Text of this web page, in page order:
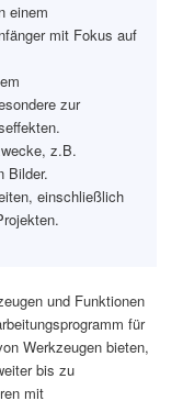
einem
mit Fokus auf
zur
z.B.
Bilder.
einschließlich
und Funktionen
für
Werkzeugen bieten,
bis zu
mit